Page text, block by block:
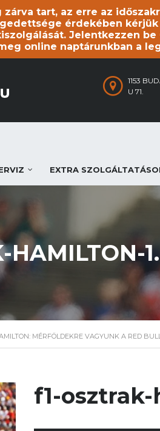
zárva tart, az erre az
érdekében
Jelentkezzen
online naptárunkban a
1153
U 71.
EXTRA
HAMILTON-
MÉRFÖLDEKRE VAGYUNK A RED
f1-